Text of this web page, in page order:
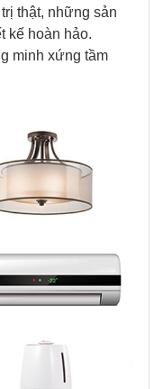
thật, những sản
kế hoàn hảo.
minh xứng tầm